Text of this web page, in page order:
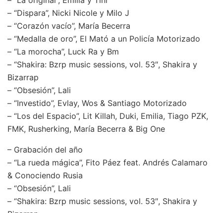
– “Dispara”, Nicki Nicole y Milo J
– “Corazón vacío”, María Becerra
– “Medalla de oro”, El Mató a un Policía Motorizado
– “La morocha”, Luck Ra y Bm
– “Shakira: Bzrp music sessions, vol. 53″, Shakira y
Bizarrap
– “Obsesión”, Lali
– “Investido”, Evlay, Wos & Santiago Motorizado
– “Los del Espacio”, Lit Killah, Duki, Emilia, Tiago PZK,
FMK, Rusherking, María Becerra & Big One
– Grabación del año
– “La rueda mágica”, Fito Páez feat. Andrés Calamaro
& Conociendo Rusia
– “Obsesión”, Lali
– “Shakira: Bzrp music sessions, vol. 53″, Shakira y